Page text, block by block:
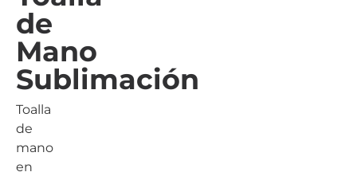
de
Mano
Sublimación
Toalla
de
mano
en